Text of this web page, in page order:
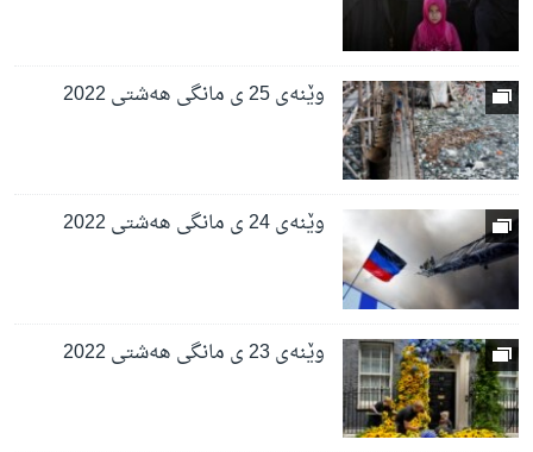
وێنەی 25 ی مانگی هەشتی 2022
وێنەی 24 ی مانگی هەشتی 2022
وێنەی 23 ی مانگی هەشتی 2022